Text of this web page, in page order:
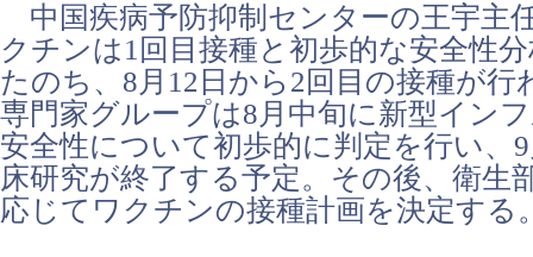
中国疾病予防抑制センターの王宇主
クチンは1回目接種と初歩的な安全性
たのち、8月12日から2回目の接種が行
専門家グループは8月中旬に新型イン
安全性について初歩的に判定を行い、
床研究が終了する予定。その後、衛生
応じてワクチンの接種計画を決定する